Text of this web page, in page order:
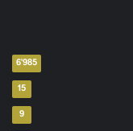
6٬985
15
9